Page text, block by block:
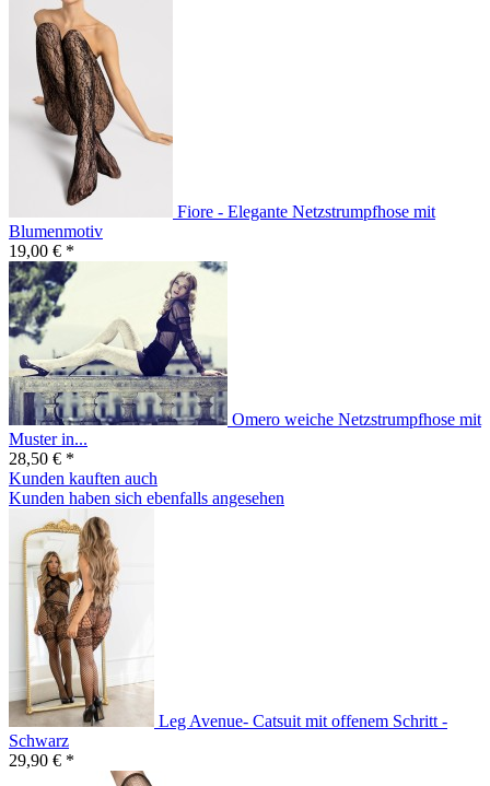
Fiore - Elegante Netzstrumpfhose mit
Blumenmotiv
19,00 € *
Omero weiche Netzstrumpfhose mit
Muster in...
28,50 € *
Kunden kauften auch
Kunden haben sich ebenfalls angesehen
Leg Avenue- Catsuit mit offenem Schritt -
Schwarz
29,90 € *